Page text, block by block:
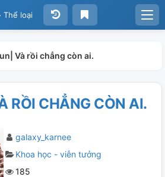
Thể loại
Và rồi chẳng còn ai.
RỒI CHẲNG CÒN AI.
galaxy_karnee
Khoa học - viễn tưởng
185